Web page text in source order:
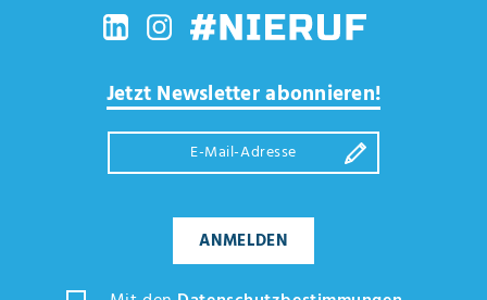
Jetzt Newsletter abonnieren!
ANMELDEN